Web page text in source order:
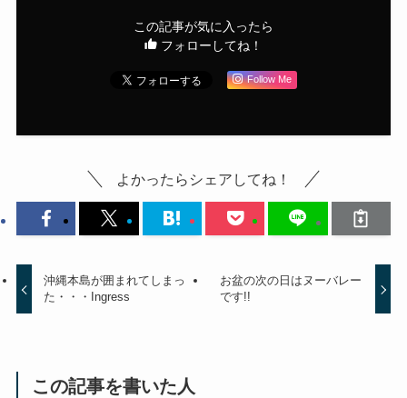
この記事が気に入ったら
フォローしてね！
Follow Me
よかったらシェアしてね！
沖縄本島が囲まれてしまっ
た・・・Ingress
お盆の次の日はヌーバレー
です!!
この記事を書いた人